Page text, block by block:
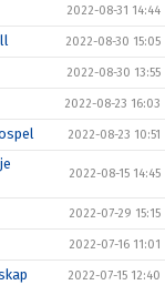
2022-08-31 14:44
2022-08-30 15:05
2022-08-30 13:55
2022-08-23 16:03
2022-08-23 10:51
2022-08-15 14:45
2022-07-29 15:15
2022-07-16 11:01
2022-07-15 12:40